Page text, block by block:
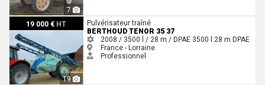
7
19 000 € HT
19
Berthoud TENOR 35 37
Pulvérisateur traîné
BERTHOUD TENOR 35 37
2008 / 3500 l / 28 m / DPAE 3500 l 28 m DPAE
France - Lorraine
Professionnel